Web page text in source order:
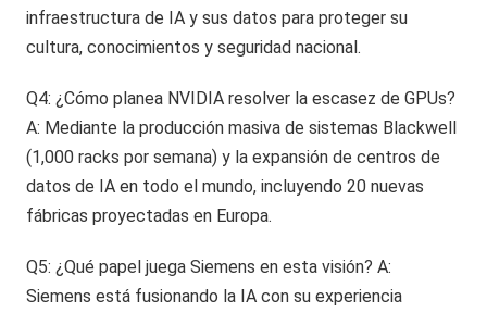
infraestructura de IA y sus datos para proteger su
cultura, conocimientos y seguridad nacional.
Q4: ¿Cómo planea NVIDIA resolver la escasez de GPUs?
A: Mediante la producción masiva de sistemas Blackwell
(1,000 racks por semana) y la expansión de centros de
datos de IA en todo el mundo, incluyendo 20 nuevas
fábricas proyectadas en Europa.
Q5: ¿Qué papel juega Siemens en esta visión? A:
Siemens está fusionando la IA con su experiencia